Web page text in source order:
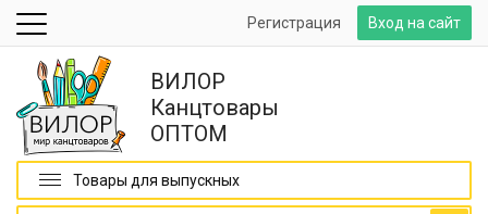
Вход на сайт
Регистрация
ВИЛОР
Канцтовары
ОПТОМ
Товары для выпускных